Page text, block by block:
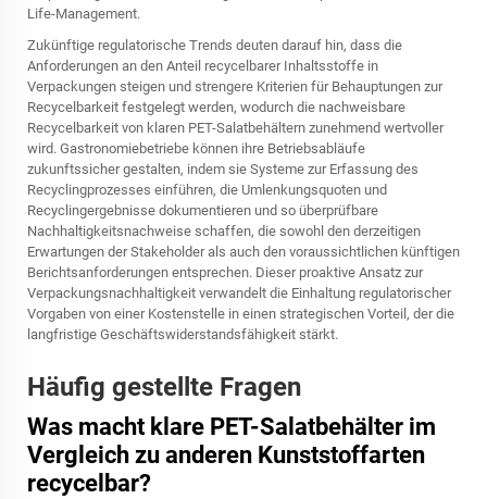
Life-Management.
Zukünftige regulatorische Trends deuten darauf hin, dass die
Anforderungen an den Anteil recycelbarer Inhaltsstoffe in
Verpackungen steigen und strengere Kriterien für Behauptungen zur
Recycelbarkeit festgelegt werden, wodurch die nachweisbare
Recycelbarkeit von klaren PET-Salatbehältern zunehmend wertvoller
wird. Gastronomiebetriebe können ihre Betriebsabläufe
zukunftssicher gestalten, indem sie Systeme zur Erfassung des
Recyclingprozesses einführen, die Umlenkungsquoten und
Recyclingergebnisse dokumentieren und so überprüfbare
Nachhaltigkeitsnachweise schaffen, die sowohl den derzeitigen
Erwartungen der Stakeholder als auch den voraussichtlichen künftigen
Berichtsanforderungen entsprechen. Dieser proaktive Ansatz zur
Verpackungsnachhaltigkeit verwandelt die Einhaltung regulatorischer
Vorgaben von einer Kostenstelle in einen strategischen Vorteil, der die
langfristige Geschäftswiderstandsfähigkeit stärkt.
Häufig gestellte Fragen
Was macht klare PET-Salatbehälter im
Vergleich zu anderen Kunststoffarten
recycelbar?